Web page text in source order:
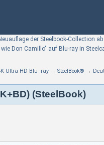
der Steelbook-Collection
Don Camillo" auf Blu-ray in
Ultra HD Blu−ray → SteelBook® →
(SteelBook)